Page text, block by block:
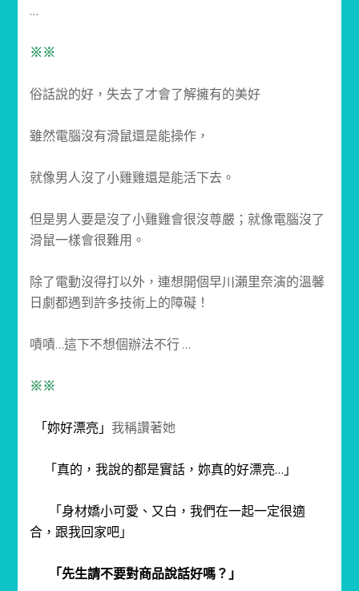
…
※※
俗話說的好，失去了才會了解擁有的美好
雖然電腦沒有滑鼠還是能操作，
就像男人沒了小雞雞還是能活下去。
但是男人要是沒了小雞雞會很沒尊嚴；就像電腦沒了
滑鼠一樣會很難用。
除了電動沒得打以外，連想開個早川瀨里奈演的溫馨
日劇都遇到許多技術上的障礙！
嘖嘖…這下不想個辦法不行 …
※※
「妳好漂亮」我稱讚著她
「真的，我說的都是實話，妳真的好漂亮…」
「身材嬌小可愛、又白，我們在一起一定很適
合，跟我回家吧」
「先生請不要對商品說話好嗎？」